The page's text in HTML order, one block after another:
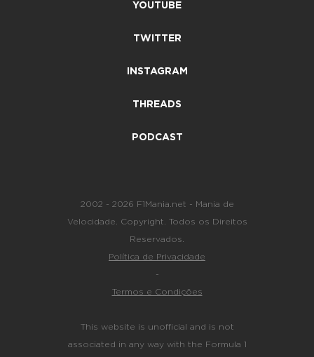
YOUTUBE
TWITTER
INSTAGRAM
THREADS
PODCAST
2002 - 2026 F1Mania.net - Mania de
Velocidade. Copyright. Todos os Direitos
Reservados.
Política de Privacidade
-
Termos e Condições
This website is unofficial and is not
associated in any way with the Formula 1